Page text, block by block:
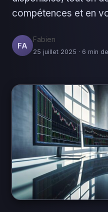
compétences et en
FA
Fabien
25 juillet 2025 · 6 min